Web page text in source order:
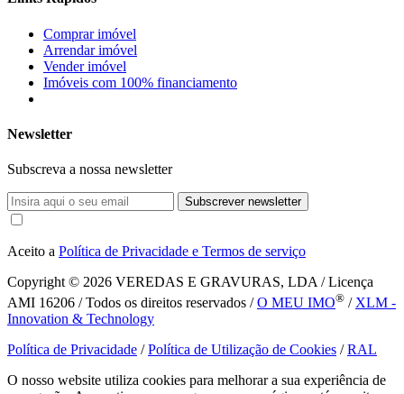
Comprar imóvel
Arrendar imóvel
Vender imóvel
Imóveis com 100% financiamento
Newsletter
Subscreva a nossa newsletter
Subscrever newsletter
Aceito a Política de Privacidade e Termos de serviço
Copyright © 2026 VEREDAS E GRAVURAS, LDA / Licença
AMI 16206 / Todos os direitos reservados /O MEU IMO® / XLM -
Innovation & Technology
Política de Privacidade /Política de Utilização de Cookies /RAL
O nosso website utiliza cookies para melhorar a sua experiência de